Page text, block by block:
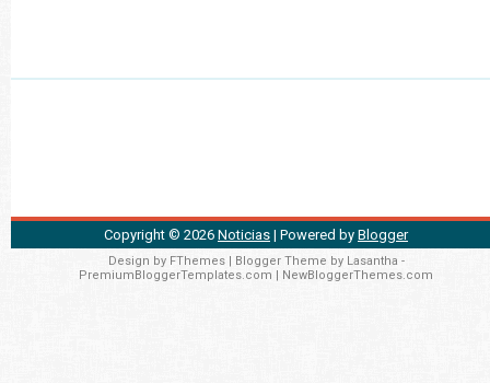
Copyright © 2026 Noticias | Powered by Blogger
Design by FThemes| Blogger Theme by Lasantha -
PremiumBloggerTemplates.com | NewBloggerThemes.com